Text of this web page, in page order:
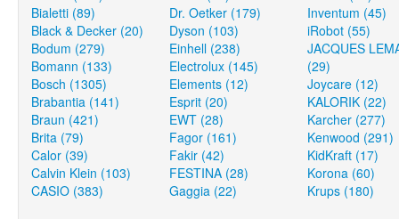
Bialetti (89)
Black & Decker (20)
Bodum (279)
Bomann (133)
Bosch (1305)
Brabantia (141)
Braun (421)
Brita (79)
Calor (39)
Calvin Klein (103)
CASIO (383)
Dr. Oetker (179)
Dyson (103)
Einhell (238)
Electrolux (145)
Elements (12)
Esprit (20)
EWT (28)
Fagor (161)
Fakir (42)
FESTINA (28)
Gaggia (22)
Inventum (45)
iRobot (55)
JACQUES
(29)
Joycare (12)
KALORIK (22)
Karcher (277)
Kenwood (291)
KidKraft (17)
Korona (60)
Krups (180)